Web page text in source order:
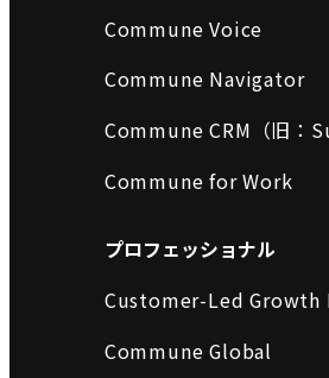
Commune Voice
Commune Navigator
Commune CRM（旧：
Commune for Work
プロフェッショナル
Customer-Led Growth
Commune Global